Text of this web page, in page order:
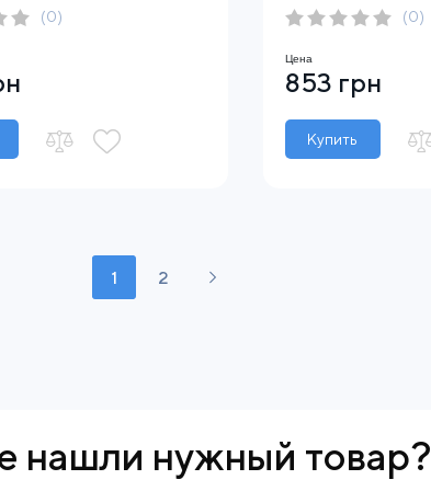
(0) (0)
Цена
853 грн
Купить
1 2
нашли нужный товар?